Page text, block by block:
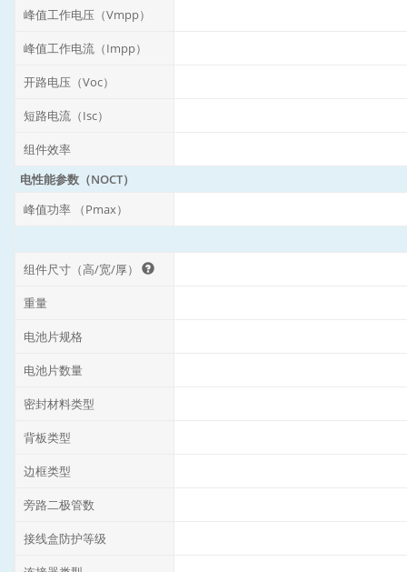
峰值工作电压（Vmpp）
峰值工作电流（Impp）
开路电压（Voc）
短路电流（Isc）
组件效率
电性能参数（NOCT）
峰值功率 （Pmax）
组件尺寸（高/宽/厚）
重量
电池片规格
电池片数量
密封材料类型
背板类型
边框类型
旁路二极管数
接线盒防护等级